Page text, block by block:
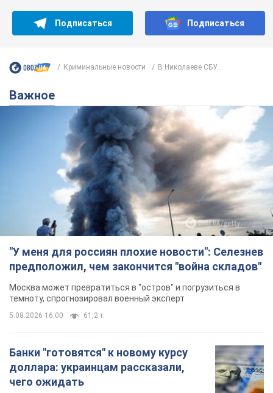
"У меня для россиян плохие новости": Селезнев
предположил, чем закончится "война складов"
Москва может превратиться в "остров" и погрузиться в
темноту, спрогнозировал военный эксперт
61,2 т.
Банки "готовятся" к новому курсу
доллара: украинцам рассказали,
чего ожидать
5.08.2026 23:12 121,0 т.
"Джипинг разрушает экосистемы,
которые формировались сотни
лет": в Greenpeace забили тревогу
В высокогорье расположены альпийские и